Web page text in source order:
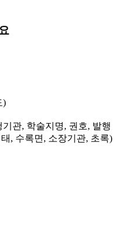
)
관, 학술지명, 권호, 발행
, 수록면, 소장기관, 초록)